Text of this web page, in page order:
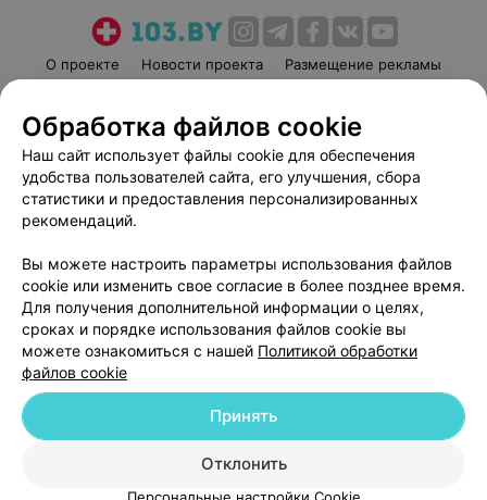
О проекте Новости проекта
Размещение рекламы
Пользовательское соглашение
Способы оплаты
Вакансии
Партнеры
Написать руководителю 103.by
Обработка персональных данных
© 2026 ООО «Артокс Лаб», УНП 191700409
| 220012, Республика Беларусь,
Служба поддержки +375 291212755
Обработка файлов cookie
Наш сайт использует файлы cookie для обеспечения
удобства пользователей сайта, его улучшения, сбора
статистики и предоставления персонализированных
рекомендаций.
Вы можете настроить параметры использования файлов
cookie или изменить свое согласие в более позднее время.
Для получения дополнительной информации о целях,
сроках и порядке использования файлов cookie вы
можете ознакомиться с нашей Политикой обработки
файлов cookie
Отклонить
Принять